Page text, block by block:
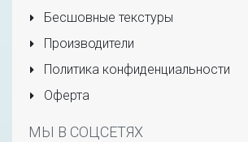
Бесшовные текстуры
Производители
Политика конфиденциальности
Оферта
МЫ В СОЦСЕТЯХ